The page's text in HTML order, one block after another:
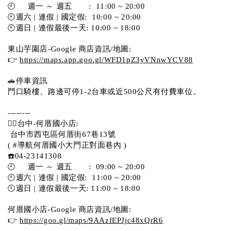
🕙     週一 ～ 週五       :  11:00 ~ 20:00
🕙週六 | 連假 | 國定假:  10:00 ~ 20:00
🕙週日 | 連假最後一天: 10:00 ~ 18:00
東山芋園店-Google 商店資訊/地圖:
👉 https://maps.app.goo.gl/WFD1pZ3yVNnwYCV88
🚗停車資訊
門口騎樓、路邊可停1-2台車或近500公尺有付費車位。
--------
💁‍♀️台中-何厝國小店:
台中市西屯區何厝街67巷13號
( #導航何厝國小大門正對面巷內 )
☎️04-23141308
🕙     週一 ～ 週五       :  09:00 ~ 20:00
🕙週六 | 連假 | 國定假:  11:00 ~ 20:00
🕙週日 | 連假最後一天: 11:00 ~ 18:00
何厝國小店-Google 商店資訊/地圖:
👉 https://goo.gl/maps/9AAzfEPJjc48xQrR6